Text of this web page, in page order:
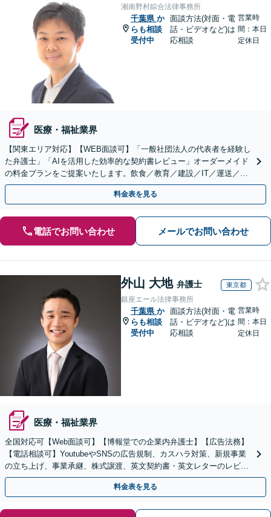
湘南野村綜合法律事務所
千葉県 か
らも相談
受付中
面談方法(対面・電
話・ビデオなど)は
応相談
営業時
間：本日
定休日
医療・福祉業界
【関東エリア対応】【WEB面談可】「一般社団法人の代表者を経験し
た弁護士」「AIを活用した効率的な契約書レビュー」オーダーメイド
の料金プランをご提案いたします。飲食／教育／建設／IT／運送／不
動産／メーカー／社会福祉法人など幅広い業界に対応
料金表を見る
電話でお問い合わせ メールでお問い合わせ
外山 大地 弁護士 東京都
銀座エール法律事務所
千葉県 か
らも相談
受付中
面談方法(対面・電
話・ビデオなど)は
応相談
営業時
間：本日
定休日
医療・福祉業界
全国対応可【Web面談可】【博報堂での企業内弁護士】【広告法務】
【電話相談可】YoutubeやSNSの広告規制、カスハラ対策、新規事業
の立ち上げ、事業承継、株式譲渡、英文契約書・英文レターのレビュ
ー・ドラフトなどに対応。
料金表を見る